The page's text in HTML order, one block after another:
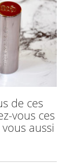
de ces
vous ces
aussi